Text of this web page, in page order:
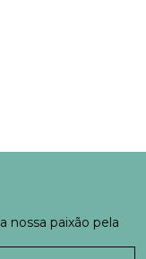
nossa paixão pela